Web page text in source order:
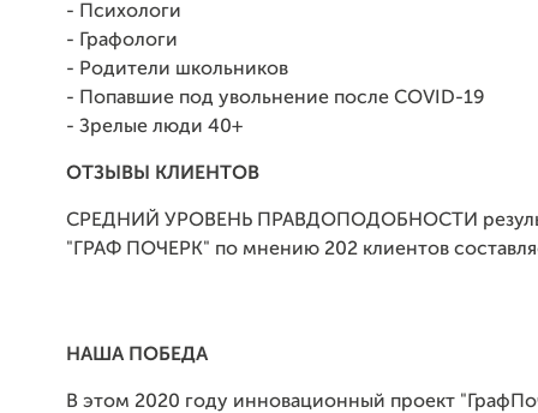
- Психологи
- Графологи
- Родители школьников
- Попавшие под увольнение после COVID-19
- Зрелые люди 40+
ОТЗЫВЫ КЛИЕНТОВ
СРЕДНИЙ УРОВЕНЬ ПРАВДОПОДОБНОСТИ
"ГРАФ ПОЧЕРК" по мнению 202 клиентов
НАША ПОБЕДА
В этом 2020 году инновационный проект